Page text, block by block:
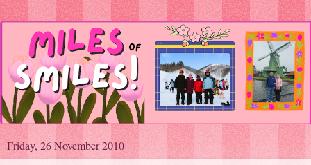
Friday, 26 November 2010